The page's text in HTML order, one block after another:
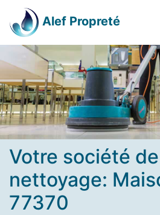
Alef Propreté
Votre société de
nettoyage:
77370